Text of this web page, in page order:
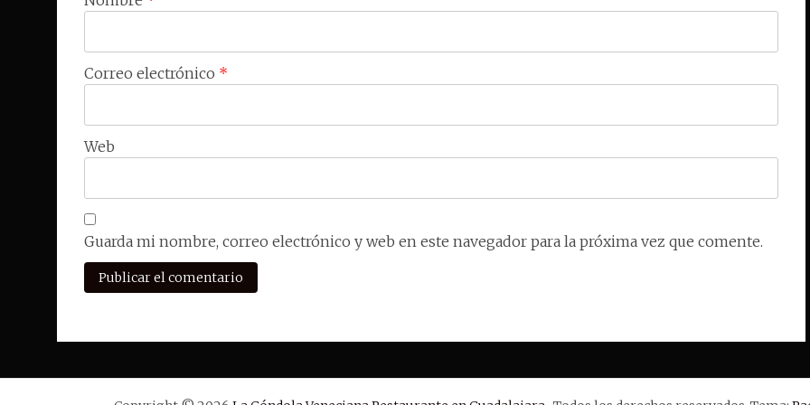
Correo electrónico *
Web
Guarda mi nombre, correo electrónico y web en este navegador para la próxima vez que comente.